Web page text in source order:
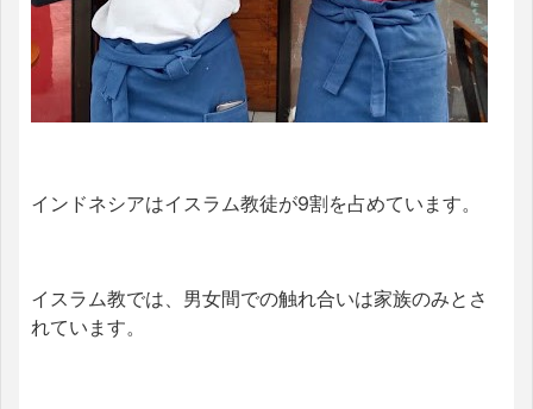
インドネシアはイスラム教徒が9割を占めています。
イスラム教では、男女間での触れ合いは家族のみとさ
れています。